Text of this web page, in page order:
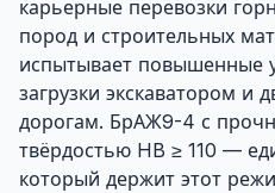
карьерные перевозки
пород и строительных
испытывает повышенные
загрузки экскаватором и
дорогам. БрАЖ9-4 с
твёрдостью HB ≥ 110 —
который держит этот